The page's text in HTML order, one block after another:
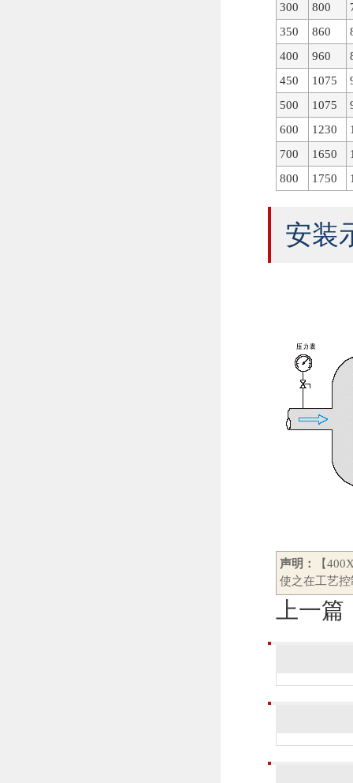
300
800
350
860
400
960
450
1075
500
1075
600
1230
700
1650
800
1750
安装
声明：
【
使之在工艺
上一篇